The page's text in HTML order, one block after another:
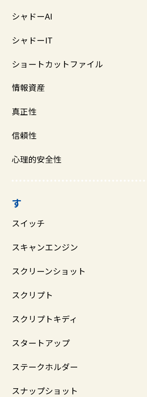
シャドーAI
シャドーIT
ショートカットファイル
情報資産
真正性
信頼性
心理的安全性
す
スイッチ
スキャンエンジン
スクリーンショット
スクリプト
スクリプトキディ
スタートアップ
ステークホルダー
スナップショット